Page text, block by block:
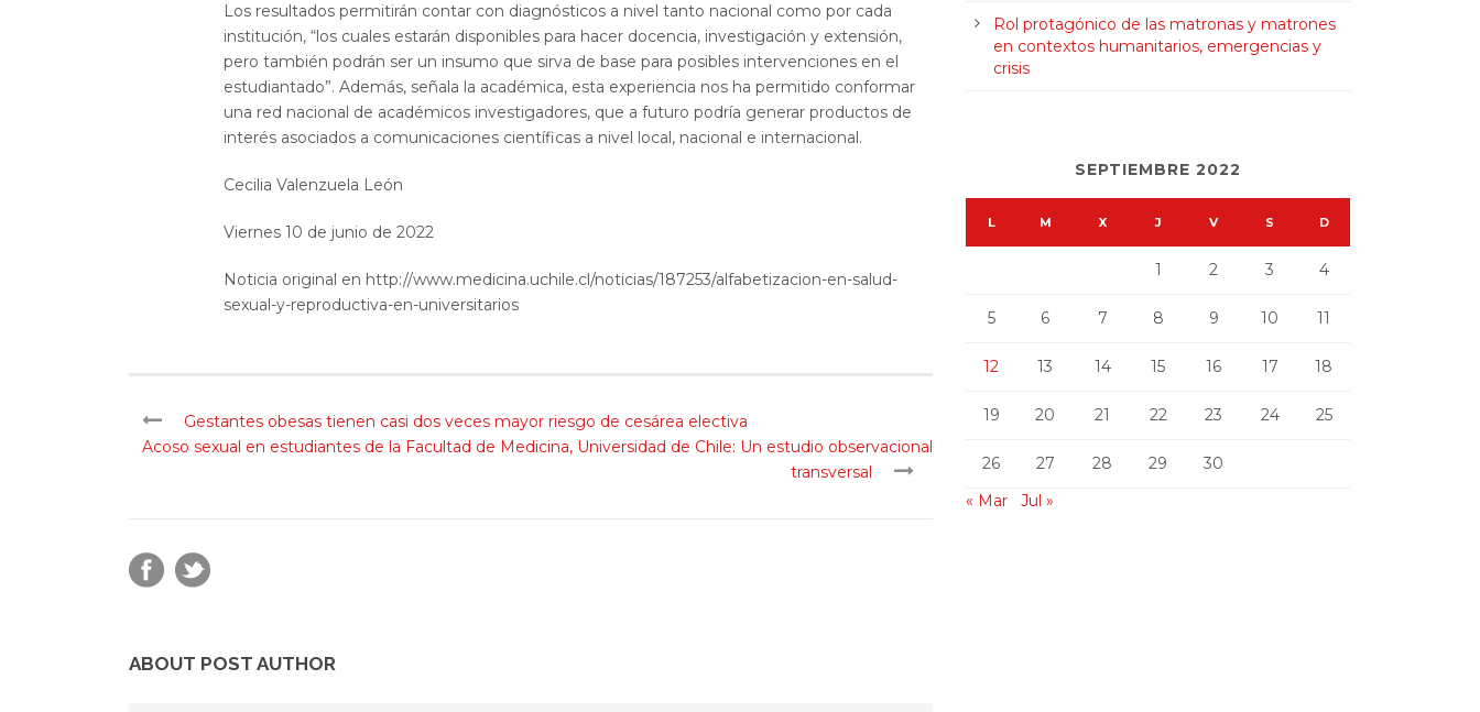
Los resultados permitirán contar con diagnósticos a nivel tanto nacional como por cada
institución, “los cuales estarán disponibles para hacer docencia, investigación y extensión,
pero también podrán ser un insumo que sirva de base para posibles intervenciones en el
estudiantado”. Además, señala la académica, esta experiencia nos ha permitido conformar
una red nacional de académicos investigadores, que a futuro podría generar productos de
interés asociados a comunicaciones científicas a nivel local, nacional e internacional.
Cecilia Valenzuela León
Viernes 10 de junio de 2022
Noticia original en http://www.medicina.uchile.cl/noticias/187253/alfabetizacion-en-salud-
sexual-y-reproductiva-en-universitarios
Gestantes obesas tienen casi dos veces mayor riesgo de cesárea electiva
Acoso sexual en estudiantes de la Facultad de Medicina, Universidad de Chile: Un estudio observacional
transversal
ABOUT POST AUTHOR
Rol protagónico de las matronas y matrones
en contextos humanitarios, emergencias y
crisis
SEPTIEMBRE 2022
L M X J V S D
1 2 3 4
5 6 7 8 9 10 11
12 13 14 15 16 17 18
19 20 21 22 23 24 25
26 27 28 29
30
« Mar
Jul »